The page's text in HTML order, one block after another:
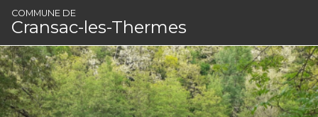
Panneau de gestion des cookies
COMMUNE DE
Cransac-les-Thermes